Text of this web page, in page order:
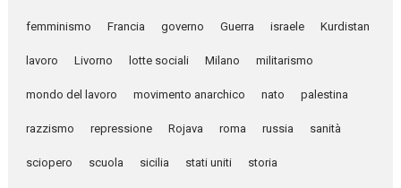
femminismo Francia governo Guerra israele Kurdistan
lavoro Livorno lotte sociali Milano militarismo
mondo del lavoro movimento anarchico nato palestina
razzismo repressione Rojava roma russia sanità
sciopero scuola sicilia stati uniti storia